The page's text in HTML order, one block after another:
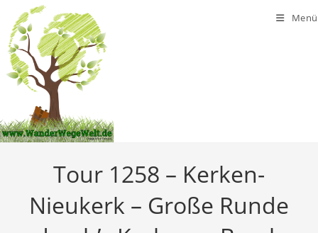
Inhalt
springen
Menü
Tour 1258 – Kerken-
Nieukerk – Große Runde